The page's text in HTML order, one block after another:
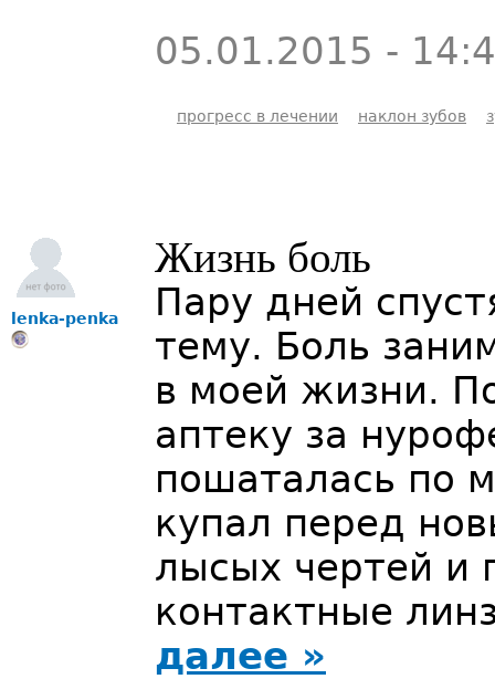
05.01.2015 -
прогресс в лечении наклон зубов
lenka-penka
Жизнь боль
Пару дней
тему. Боль
в моей жизни.
аптеку за
пошаталась по
купал перед
лысых чертей и
контактные
далее »